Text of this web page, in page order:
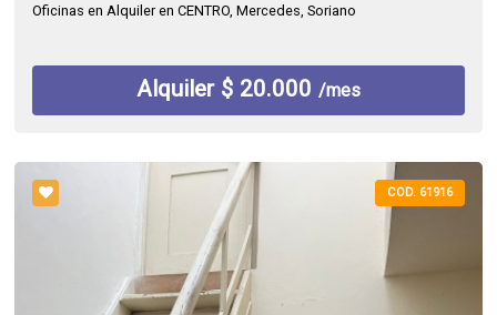
Oficinas en Alquiler en CENTRO, Mercedes, Soriano
Alquiler $ 20.000 /mes
COD. 61916